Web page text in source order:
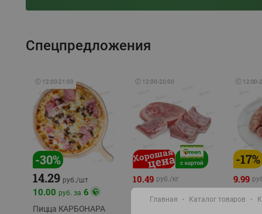
Спецпредложения
🕘 12:00-21:00
-30%
14.29 руб./шт
10.00 руб. за 6
Пицца КАРБОНАРА
🕘 12:00-20:00
10.49 руб./кг
11.49
🕘 12:00-
-17%
9.99
11.99
Главная Каталог товаров